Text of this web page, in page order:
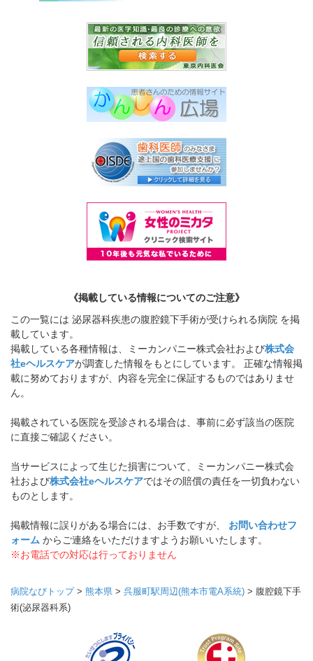
《掲載している情報についてのご注意》
この一覧には 泌尿器科疾患の腹腔鏡下手術が受けられる病院 を掲
載しています。
掲載している各種情報は、ミーカンパニー株式会社および株式会
社eヘルスケアが調査した情報をもとにしています。 正確な情報掲
載に努めておりますが、内容を完全に保証するものではありませ
ん。
掲載されている医院を受診される場合は、事前に必ず該当の医院
に直接ご確認ください。
当サービスによって生じた損害について、ミーカンパニー株式会
社および株式会社eヘルスケアではその賠償の責任を一切負わない
ものとします。
掲載情報に誤りがある場合には、お手数ですが、 お問い合わせフ
ォーム からご連絡をいただけますようお願いいたします。
※お電話での対応は行っておりません
病院なびトップ> 熊本県 > 呉服町駅周辺(熊本市電A系統) > 腹腔鏡下手
術(泌尿器科系)